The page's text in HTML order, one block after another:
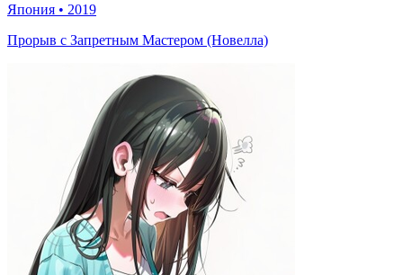
Япония • 2019
Прорыв с Запретным Мастером (Новелла)